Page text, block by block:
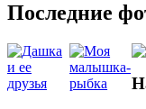
Последние